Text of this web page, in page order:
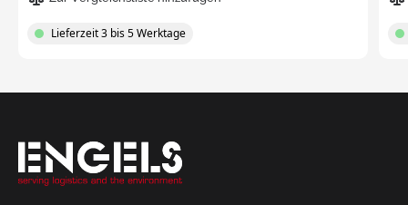
Lieferzeit 3 bis 5 Werktage
a Quote